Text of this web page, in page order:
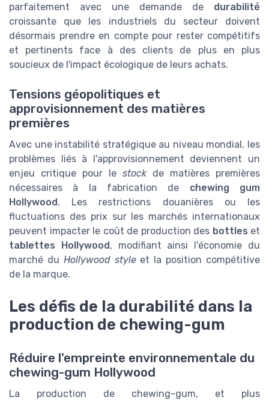
parfaitement avec une demande de durabilité
croissante que les industriels du secteur doivent
désormais prendre en compte pour rester compétitifs
et pertinents face à des clients de plus en plus
soucieux de l'impact écologique de leurs achats.
Tensions géopolitiques et
approvisionnement des matières
premières
Avec une instabilité stratégique au niveau mondial, les
problèmes liés à l'approvisionnement deviennent un
enjeu critique pour le stockde matières premières
nécessaires à la fabrication de chewing gum
Hollywood. Les restrictions douanières ou les
fluctuations des prix sur les marchés internationaux
peuvent impacter le coût de production des bottles et
tablettes Hollywood, modifiant ainsi l'économie du
marché du Hollywood styleet la position compétitive
de la marque.
Les défis de la durabilité dans la
production de chewing-gum
Réduire l'empreinte environnementale du
chewing-gum Hollywood
La production de chewing-gum, et plus